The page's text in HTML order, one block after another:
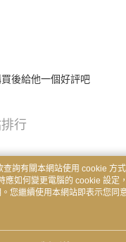
後給他一個好評吧
行
詢有關本網站使用 cookie 方
應如何變更電腦的 cookie 設定
您繼續使用本網站即表示您同
cookie。